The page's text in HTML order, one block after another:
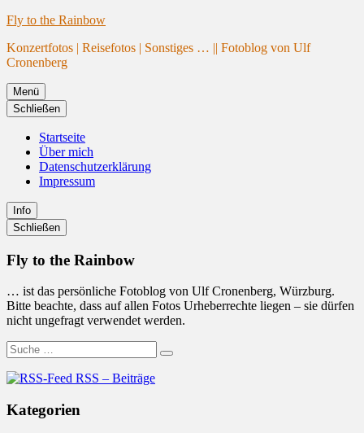
Website
geladen
Zum
springen
Fly to the Rainbow
Konzertfotos | Reisefotos | Sonstiges … || Fotoblog von Ulf
Cronenberg
Menü
Schließen
Startseite
Über mich
Datenschutzerklärung
Impressum
Info
Primäre
Seitenleiste
Schließen
Fly to the Rainbow
… ist das persönliche Fotoblog von Ulf Cronenberg, Würzburg.
Bitte beachte, dass auf allen Fotos Urheberrechte liegen – sie dürfen
nicht ungefragt verwendet werden.
Suche
nach:
Suchen
RSS – Beiträge
Kategorien